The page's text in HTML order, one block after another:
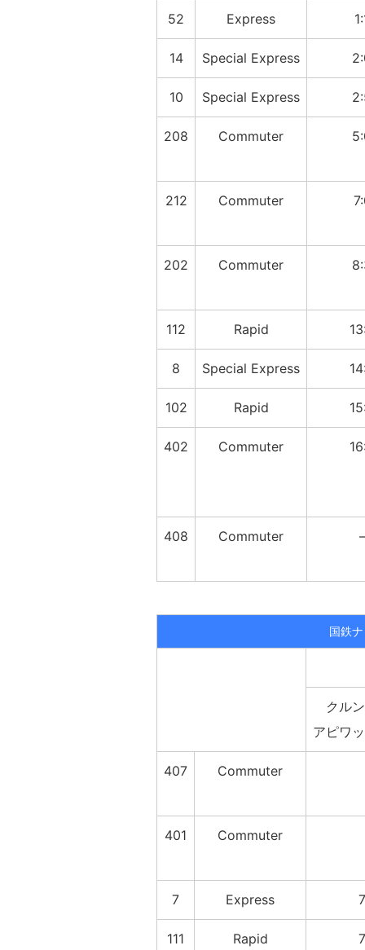
52 Express
14 Special Express
10 Special Express
208 Commuter
212 Commuter
202 Commuter
112 Rapid
8 Special Express
102 Rapid
402 Commuter
408 Commuter
国鉄
クル
アピワ
407 Commuter
401 Commuter
7 Express
111 Rapid